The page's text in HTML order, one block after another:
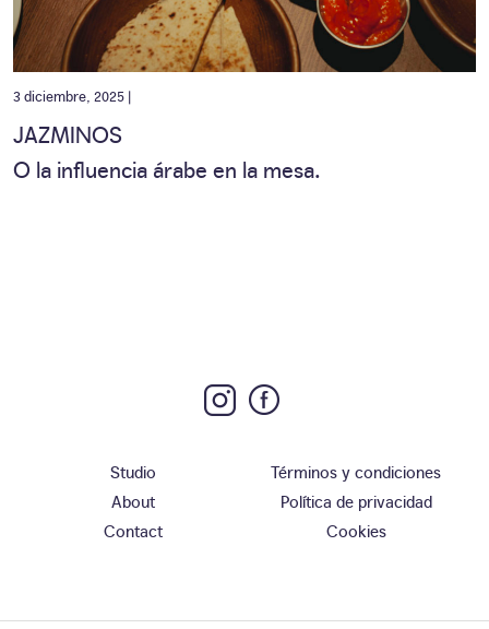
3 diciembre, 2025 |
JAZMINOS
O la influencia árabe en la mesa.
Studio
About
Contact
Términos y condiciones
Política de privacidad
Cookies